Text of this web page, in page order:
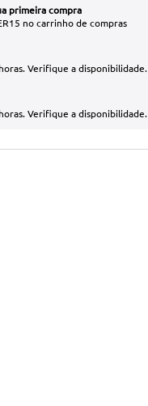
primeira compra
no carrinho de compras
Verifique a disponibilidade.
Verifique a disponibilidade.